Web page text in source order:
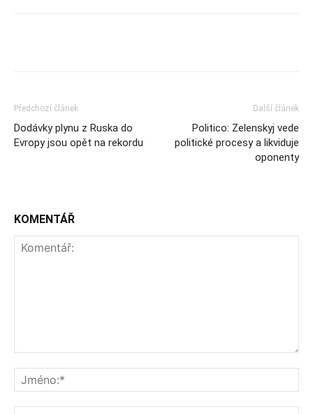
Předchozí článek
Dodávky plynu z Ruska do
Evropy jsou opět na rekordu
Další článek
Politico: Zelenskyj vede
politické procesy a likviduje
oponenty
KOMENTÁŘ